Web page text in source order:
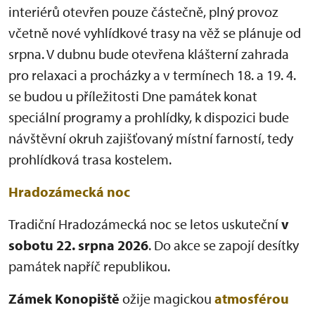
interiérů otevřen pouze částečně, plný provoz
včetně nové vyhlídkové trasy na věž se plánuje od
srpna. V dubnu bude otevřena klášterní zahrada
pro relaxaci a procházky a v termínech 18. a 19. 4.
se budou u příležitosti Dne památek konat
speciální programy a prohlídky, k dispozici bude
návštěvní okruh zajišťovaný místní farností, tedy
prohlídková trasa kostelem.
Hradozámecká noc
Tradiční Hradozámecká noc se letos uskutečnív
sobotu 22. srpna 2026. Do akce se zapojí desítky
památek napříč republikou.
Zámek Konopiště ožije magickou atmosférou